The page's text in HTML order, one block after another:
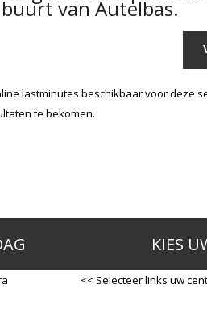
buurt van Autelbas.
lastminutes beschikbaar voor deze
te bekomen.
KIES
<< Selecteer links uw